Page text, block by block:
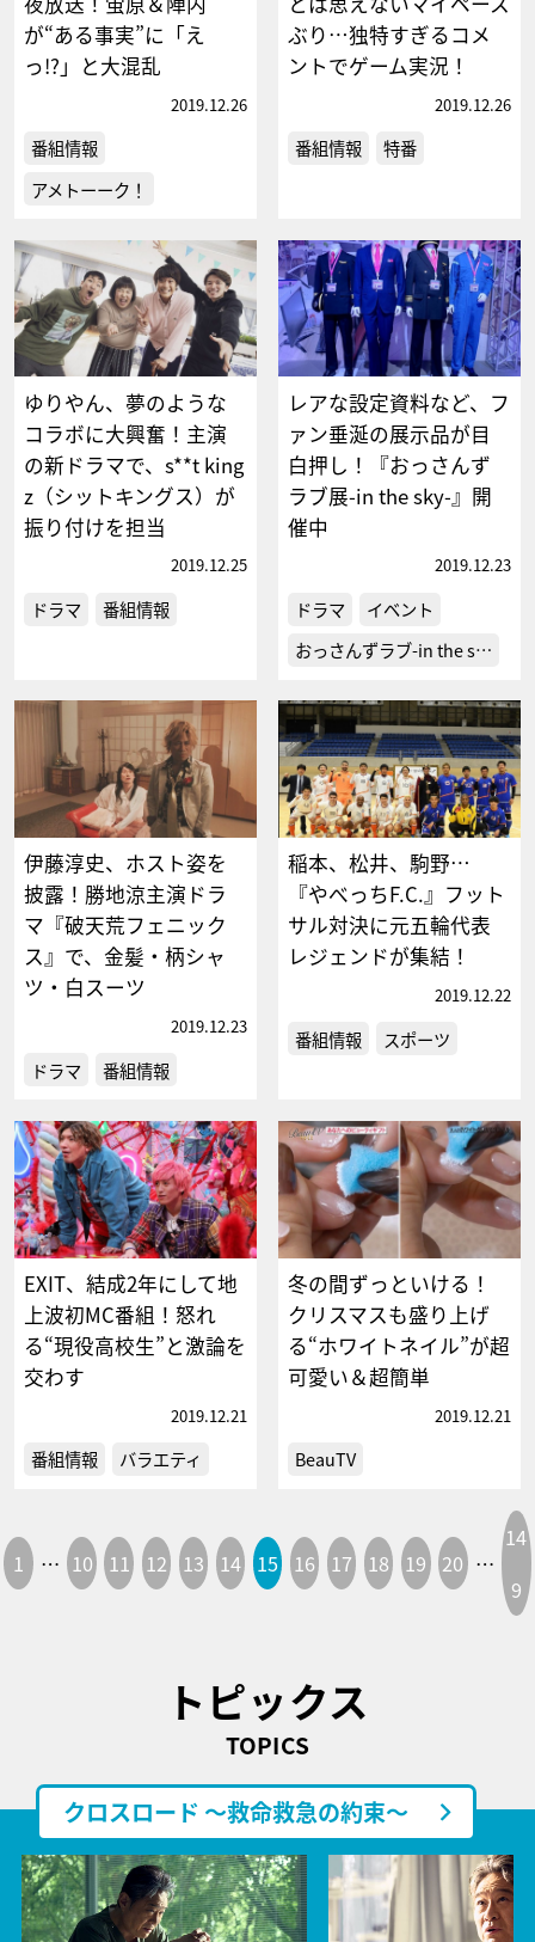
が“ある事実”に「え
っ!?」と大混乱
2019.12.26
番組情報
アメトーーク！
ぶり…独特すぎるコメ
ントでゲーム実況！
2019.12.26
番組情報 特番
ゆりやん、夢のような
コラボに大興奮！主演
の新ドラマで、s**t king
z（シットキングス）が
振り付けを担当
2019.12.25
ドラマ 番組情報
レアな設定資料など、フ
ァン垂涎の展示品が目
白押し！『おっさんず
ラブ展-in the sky-』開
催中
2019.12.23
ドラマ
イベント
おっさんずラブ-in the s…
伊藤淳史、ホスト姿を
披露！勝地涼主演ドラ
マ『破天荒フェニック
ス』で、金髪・柄シャ
ツ・白スーツ
2019.12.23
ドラマ 番組情報
稲本、松井、駒野…
『やべっちF.C.』フット
サル対決に元五輪代表
レジェンドが集結！
2019.12.22
番組情報 スポーツ
EXIT、結成2年にして地
上波初MC番組！怒れ
る“現役高校生”と激論を
交わす
2019.12.21
番組情報 バラエティ
冬の間ずっといける！
クリスマスも盛り上げ
る“ホワイトネイル”が超
可愛い＆超簡単
2019.12.21
BeauTV
1 … 10 11 12 13 14 15 16 17 18 19 20 …
14
9
トピックス
TOPICS
クロスロード ～救命救急の約束～